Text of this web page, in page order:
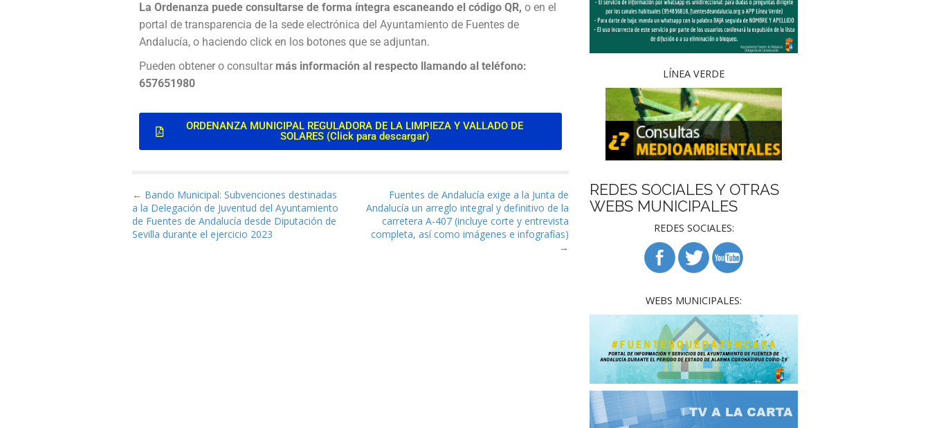
La Ordenanza puede consultarse de forma íntegra escaneando el código QR, o en el
portal de transparencia de la sede electrónica del Ayuntamiento de Fuentes de
Andalucía, o haciendo click en los botones que se adjuntan.
Pueden obtener o consultar más información al respecto llamando al teléfono:
657651980
ORDENANZA MUNICIPAL REGULADORA DE LA LIMPIEZA Y VALLADO DE
SOLARES (Click para descargar)
Navegación de entradas
← Bando Municipal: Subvenciones destinadas
a la Delegación de Juventud del Ayuntamiento
de Fuentes de Andalucía desde Diputación de
Sevilla durante el ejercicio 2023
Fuentes de Andalucía exige a la Junta de
Andalucía un arreglo integral y definitivo de la
carretera A-407 (incluye corte y entrevista
completa, así como imágenes e infografías)
→
LÍNEA VERDE
REDES SOCIALES Y OTRAS
WEBS MUNICIPALES
REDES SOCIALES:
WEBS MUNICIPALES: